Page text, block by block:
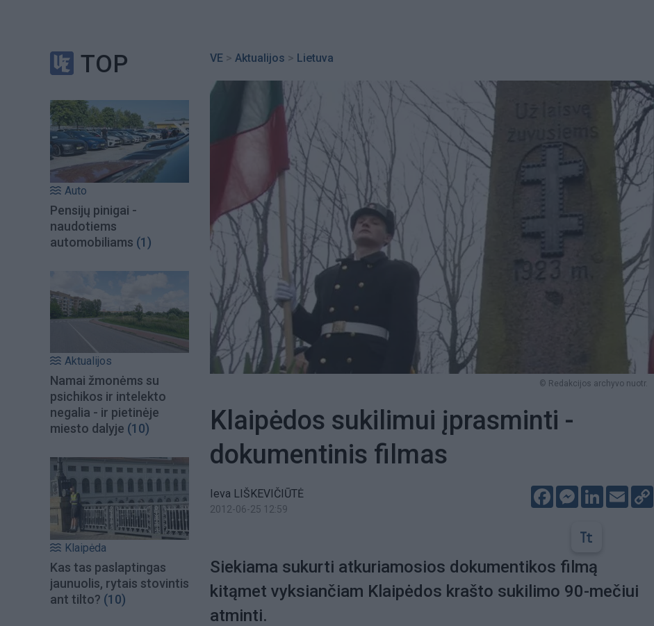
TOP
Auto
Pensijų pinigai -
naudotiems
automobiliams (1)
Aktualijos
Namai žmonėms su
psichikos ir intelekto
negalia - ir pietinėje
miesto dalyje (10)
Klaipėda
Kas tas paslaptingas
jaunuolis, rytais stovintis
ant tilto? (10)
VE > Aktualijos > Lietuva
© Redakcijos archyvo nuotr.
Klaipėdos sukilimui įprasminti -
dokumentinis filmas
Ieva LIŠKEVIČIŪTĖ
2012-06-25 12:59
FacebookMessenger
LinkedIn
Email
Siekiama sukurti atkuriamosios dokumentikos filmą
kitąmet vyksiančiam Klaipėdos krašto sukilimo 90-mečiui
atminti.